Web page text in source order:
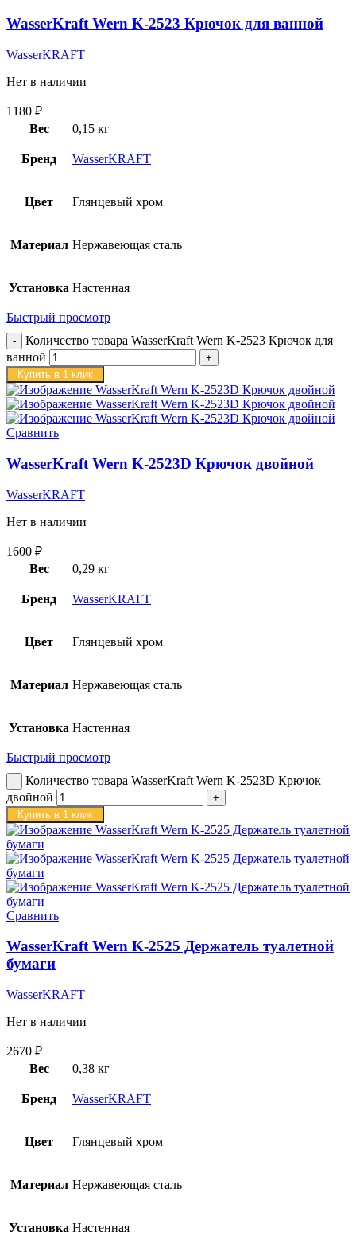
WasserKraft Wern K-2523 Крючок для ванной
WasserKRAFT
Нет в наличии
1180 ₽
Вес
0,15 кг
Бренд WasserKRAFT
Цвет Глянцевый хром
Материал Нержавеющая сталь
Установка Настенная
Быстрый просмотр
Количество товара WasserKraft Wern K-2523 Крючок для
ванной
Купить в 1 клик
Сравнить
WasserKraft Wern K-2523D Крючок двойной
WasserKRAFT
Нет в наличии
1600 ₽
Вес
0,29 кг
Бренд WasserKRAFT
Цвет Глянцевый хром
Материал Нержавеющая сталь
Установка Настенная
Быстрый просмотр
Количество товара WasserKraft Wern K-2523D Крючок
двойной
Купить в 1 клик
Сравнить
WasserKraft Wern K-2525 Держатель туалетной
бумаги
WasserKRAFT
Нет в наличии
2670 ₽
Вес
0,38 кг
Бренд WasserKRAFT
Цвет Глянцевый хром
Материал Нержавеющая сталь
Установка Настенная